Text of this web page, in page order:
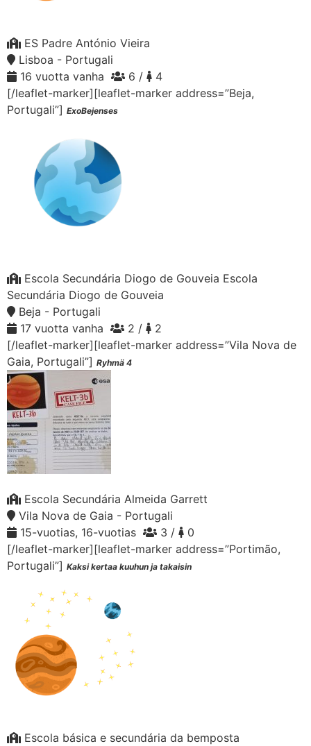
ES Padre António Vieira
Lisboa - Portugali
16 vuotta vanha
6 /
4
[/leaflet-marker][leaflet-marker address=”Beja,
Portugali”] ExoBejenses
Escola Secundária Diogo de Gouveia Escola
Secundária Diogo de Gouveia
Beja - Portugali
17 vuotta vanha
2 /
2
[/leaflet-marker][leaflet-marker address=”Vila Nova de
Gaia, Portugali”] Ryhmä 4
Escola Secundária Almeida Garrett
Vila Nova de Gaia - Portugali
15-vuotias, 16-vuotias
3 /
0
[/leaflet-marker][leaflet-marker address=”Portimão,
Portugali”] Kaksi kertaa kuuhun ja takaisin
Escola básica e secundária da bemposta